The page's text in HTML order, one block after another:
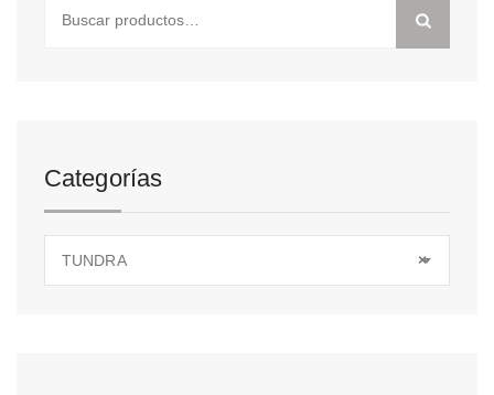
Categorías
×
TUNDRA